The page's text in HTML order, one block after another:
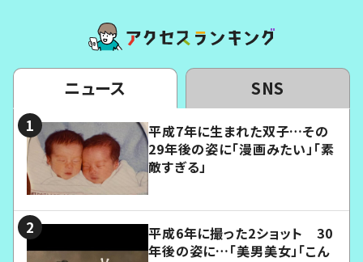
ニュース SNS
平成7年に生まれた双子…その
29年後の姿に「漫画みたい」「素
敵すぎる」
平成6年に撮った2ショット 30
年後の姿に…「美男美女」「こん